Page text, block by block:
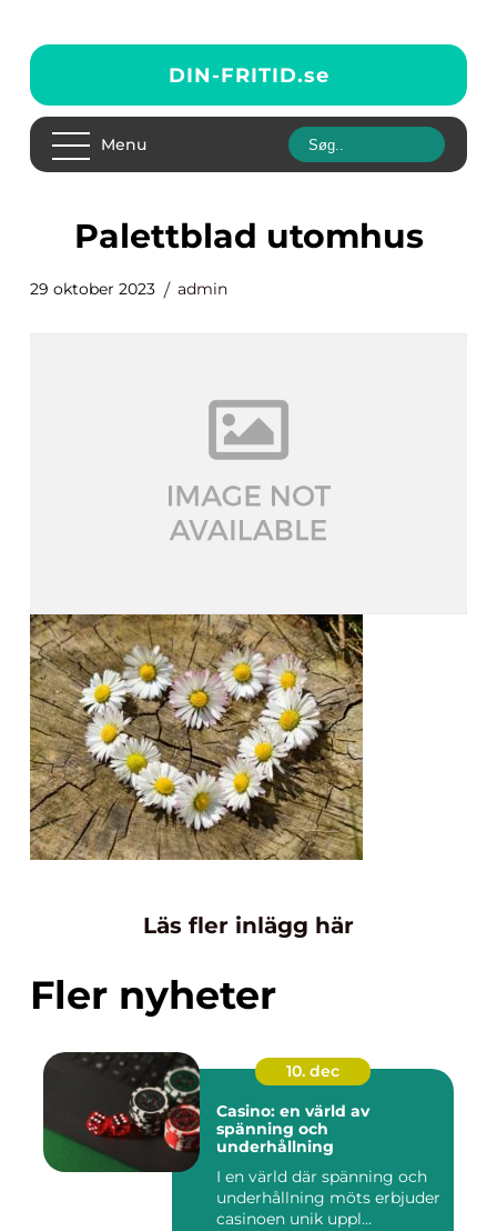
DIN-FRITID.se
Menu
palettblad utomhus
29 oktober 2023 admin
Läs fler inlägg här
Fler nyheter
10. dec
Casino: en värld av
spänning och
underhållning
I en värld där spänning och
underhållning möts erbjuder
casinoen unik uppl...